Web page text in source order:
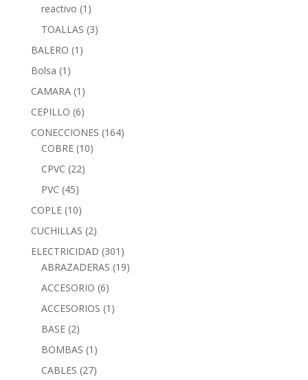
reactivo (1)
TOALLAS (3)
BALERO (1)
Bolsa (1)
CAMARA (1)
CEPILLO (6)
CONECCIONES (164)
COBRE (10)
CPVC (22)
PVC (45)
COPLE (10)
CUCHILLAS (2)
ELECTRICIDAD (301)
ABRAZADERAS (19)
ACCESORIO (6)
ACCESORIOS (1)
BASE (2)
BOMBAS (1)
CABLES (27)